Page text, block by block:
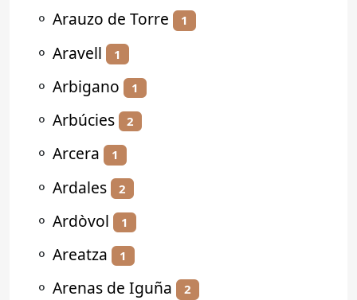
⚬ Arauzo de Torre 1
⚬ Aravell 1
⚬ Arbigano 1
⚬ Arbúcies 2
⚬ Arcera 1
⚬ Ardales 2
⚬ Ardòvol 1
⚬ Areatza 1
⚬ Arenas de Iguña 2